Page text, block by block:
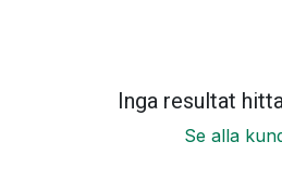
Inga resultat
Se alla